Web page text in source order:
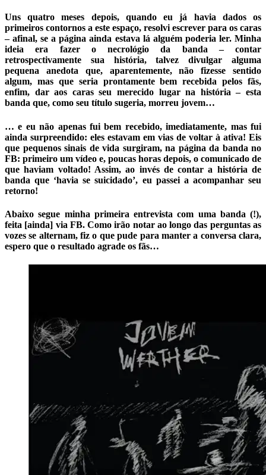
Uns quatro meses depois, quando eu já havia dados os
primeiros contornos a este espaço, resolvi escrever para os caras
– afinal, se a página ainda estava lá alguém poderia ler. Minha
ideia era fazer o necrológio da banda – contar
retrospectivamente sua história, talvez divulgar alguma
pequena anedota que, aparentemente, não fizesse sentido
algum, mas que seria prontamente bem recebida pelos fãs,
enfim, dar aos caras seu merecido lugar na história – esta
banda que, como seu título sugeria, morreu jovem…
… e eu não apenas fui bem recebido, imediatamente, mas fui
ainda surpreendido: eles estavam em vias de voltar à ativa! Eis
que pequenos sinais de vida surgiram, na página da banda no
FB: primeiro um vídeo e, poucas horas depois, o comunicado de
que haviam voltado! Assim, ao invés de contar a história de
banda que ‘havia se suicidado’, eu passei a acompanhar seu
retorno!
Abaixo segue minha primeira entrevista com uma banda (!),
feita [ainda] via FB. Como irão notar ao longo das perguntas as
vozes se alternam, fiz o que pude para manter a conversa clara,
espero que o resultado agrade os fãs…